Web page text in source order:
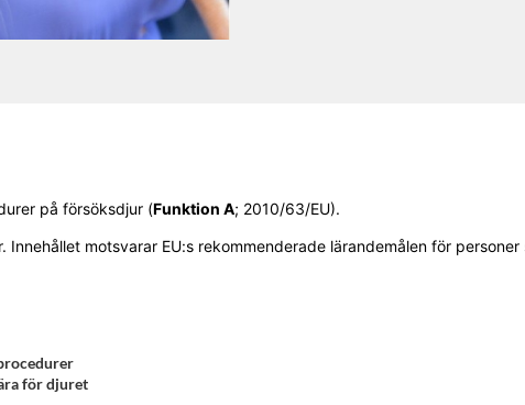
på försöksdjur (Funktion A; 2010/63/EU).
motsvarar EU:s rekommenderade lärandemålen för
för djuret